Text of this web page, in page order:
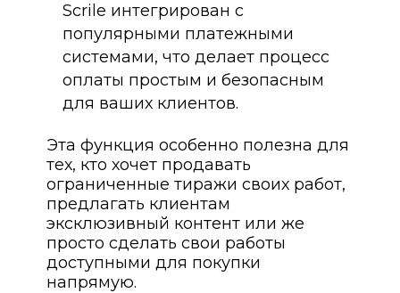
Scrile интегрирован с
популярными платежными
системами, что делает процесс
оплаты простым и безопасным
для ваших клиентов.
Эта функция особенно полезна для
тех, кто хочет продавать
ограниченные тиражи своих работ,
предлагать клиентам
эксклюзивный контент или же
просто сделать свои работы
доступными для покупки
напрямую.